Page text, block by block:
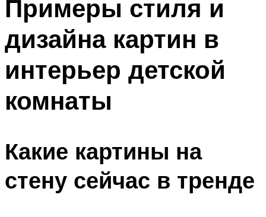
Примеры стиля и
дизайна картин в
интерьер детской
комнаты
Какие картины на
стену сейчас в тренде